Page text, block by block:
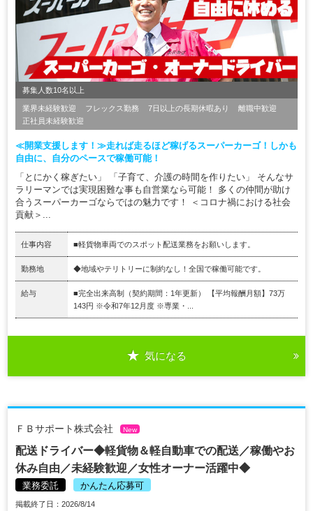
募集人数10名以上
業界未経験歓迎 フレックス勤務 7日以上の長期休暇あり
離職中歓迎
正社員未経験歓迎
≪開業支援します！≫走れば走るほど稼げるスーパーカーゴ！しかも
自由に、自分のペースで稼働可能！
「とにかく稼ぎたい」 「子育て、介護の時間を作りたい」 そんなサ
ラリーマンでは実現困難な事も自営業なら可能！ 多くの仲間が助け
合うスーパーカーゴならではの魅力です！ ＜コロナ禍における社会
貢献＞...
仕事内容 ■軽貨物車両でのスポット配送業務をお願いします。
勤務地 ◆地域やテリトリーに制約なし！全国で稼働可能です。
給与
■完全出来高制（契約期間：1年更新） 【平均報酬月額】73万
143円 ※令和7年12月度 ※専業・...
気になる
ＦＢサポート株式会社 New
配送ドライバー◆軽貨物＆軽自動車での配送／稼働やお
休み自由／未経験歓迎／女性オーナー活躍中◆
業務委託 かんたん応募可
掲載終了日：2026/8/14